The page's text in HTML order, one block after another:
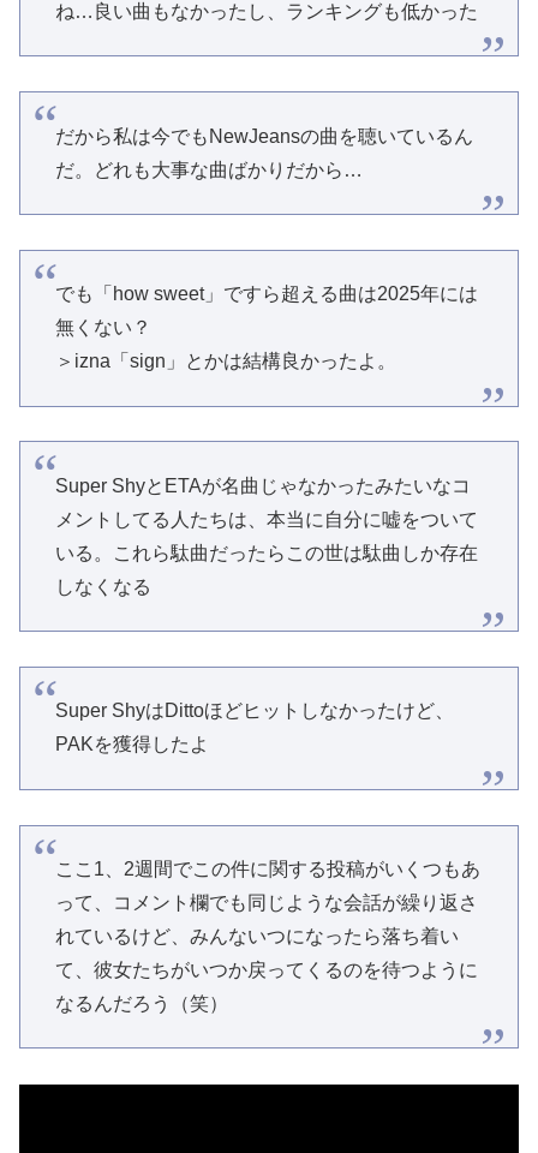
ね…良い曲もなかったし、ランキングも低かった
だから私は今でもNewJeansの曲を聴いているん
だ。どれも大事な曲ばかりだから…
でも「how sweet」ですら超える曲は2025年には
無くない？
＞izna「sign」とかは結構良かったよ。
Super ShyとETAが名曲じゃなかったみたいなコ
メントしてる人たちは、本当に自分に嘘をついて
いる。これら駄曲だったらこの世は駄曲しか存在
しなくなる
Super ShyはDittoほどヒットしなかったけど、
PAKを獲得したよ
ここ1、2週間でこの件に関する投稿がいくつもあ
って、コメント欄でも同じような会話が繰り返さ
れているけど、みんないつになったら落ち着い
て、彼女たちがいつか戻ってくるのを待つように
なるんだろう（笑）